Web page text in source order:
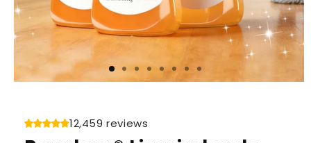
12,459 reviews